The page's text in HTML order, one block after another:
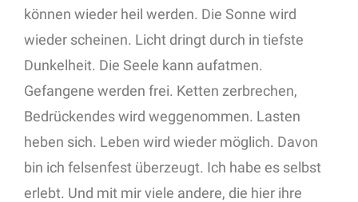
können wieder heil werden. Die Sonne wird
wieder scheinen. Licht dringt durch in tiefste
Dunkelheit. Die Seele kann aufatmen.
Gefangene werden frei. Ketten zerbrechen,
Bedrückendes wird weggenommen. Lasten
heben sich. Leben wird wieder möglich. Davon
bin ich felsenfest überzeugt. Ich habe es selbst
erlebt. Und mit mir viele andere, die hier ihre